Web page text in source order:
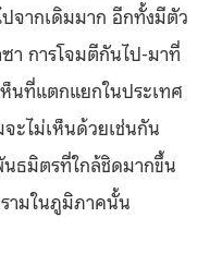
จากเดิมมาก อีกทั้งมีตัว
า การโจมตีกันไป-มาที่
นที่แตกแยกในประเทศ
ะไม่เห็นด้วยเช่นกัน
ธมิตรที่ใกล้ชิดมากขึ้น
รามในภูมิภาคนั้น